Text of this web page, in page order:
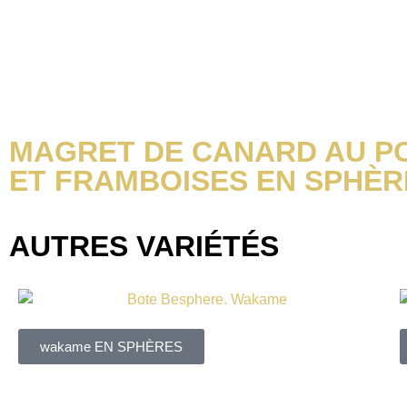
MAGRET DE CANARD AU
ET FRAMBOISES EN
AUTRES VARIÉTÉS
wakame EN SPHÈRES